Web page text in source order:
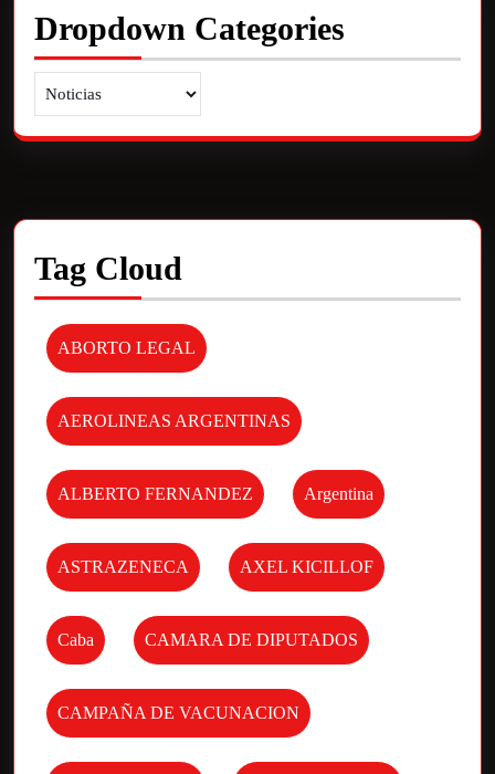
Dropdown Categories
Tag Cloud
ABORTO LEGAL
AEROLINEAS ARGENTINAS
ALBERTO FERNANDEZ Argentina
ASTRAZENECA AXEL KICILLOF
Caba CAMARA DE DIPUTADOS
CAMPAÑA DE VACUNACION